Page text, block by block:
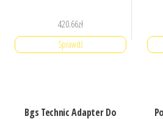
420.66zł
Sprawdź
Bgs Technic Adapter Do